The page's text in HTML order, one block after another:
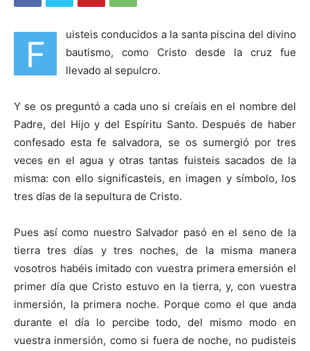
F
uisteis conducidos a la santa piscina del divino
bautismo, como Cristo desde la cruz fue
llevado al sepulcro.
Y se os preguntó a cada uno si creíais en el nombre del
Padre, del Hijo y del Espíritu Santo. Después de haber
confesado esta fe salvadora, se os sumergió por tres
veces en el agua y otras tantas fuisteis sacados de la
misma: con ello significasteis, en imagen y símbolo, los
tres días de la sepultura de Cristo.
Pues así como nuestro Salvador pasó en el seno de la
tierra tres días y tres noches, de la misma manera
vosotros habéis imitado con vuestra primera emersión el
primer día que Cristo estuvo en la tierra, y, con vuestra
inmersión, la primera noche. Porque como el que anda
durante el día lo percibe todo, del mismo modo en
vuestra inmersión, como si fuera de noche, no pudisteis